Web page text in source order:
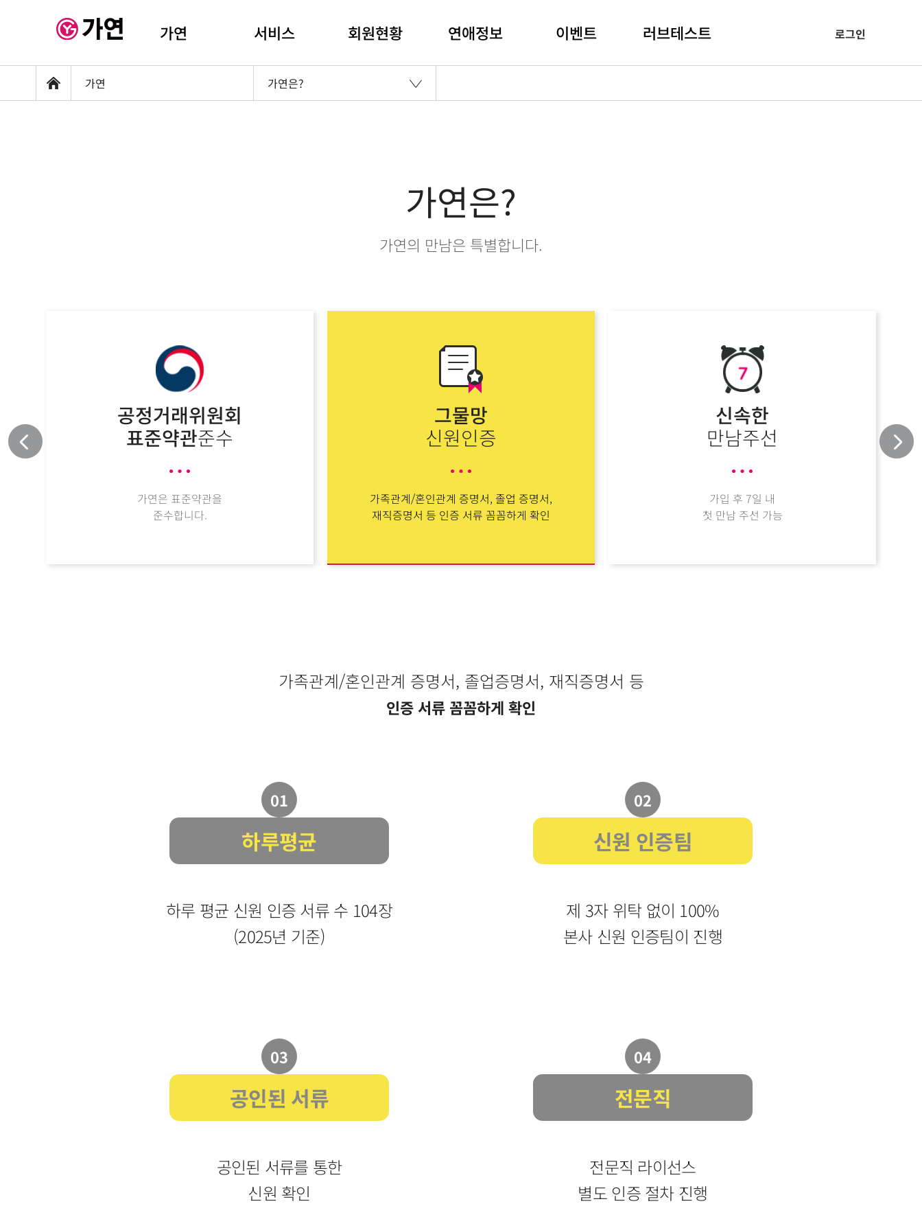
가연 서비스 회원현황 연애정보 이벤트 러브테스트 로그인
홈 가연 가연은?
가연은?
가연의 만남은 특별합니다.
공정거래위원회
표준약관준수
가연은 표준약관을
준수합니다.
그물망
신원인증
가족관계/혼인관계 증명서, 졸업 증명서,
재직증명서 등 인증 서류 꼼꼼하게 확인
신속한
만남주선
가입 후 7일 내
첫 만남 주선 가능
가족관계/혼인관계 증명서, 졸업증명서, 재직증명서 등
인증 서류 꼼꼼하게 확인
01
하루평균
하루 평균 신원 인증 서류 수 104장
(2025년 기준)
02
신원 인증팀
제 3자 위탁 없이 100%
본사 신원 인증팀이 진행
03
공인된 서류
공인된 서류를 통한
신원 확인
04
전문직
전문직 라이선스
별도 인증 절차 진행